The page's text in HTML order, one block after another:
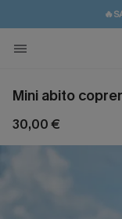
Mini abito
30,00 €